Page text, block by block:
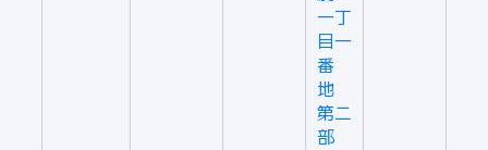
一丁
目一
番
地
第二
部